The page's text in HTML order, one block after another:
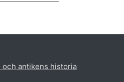
antikens historia